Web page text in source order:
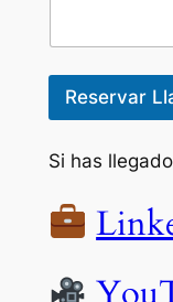
Reservar
Si has